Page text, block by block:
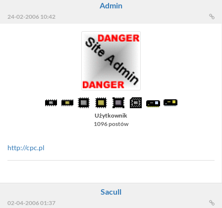
Admin
24-02-2006 10:42
Użytkownik
1096 postów
http://cpc.pl
Sacull
02-04-2006 01:37